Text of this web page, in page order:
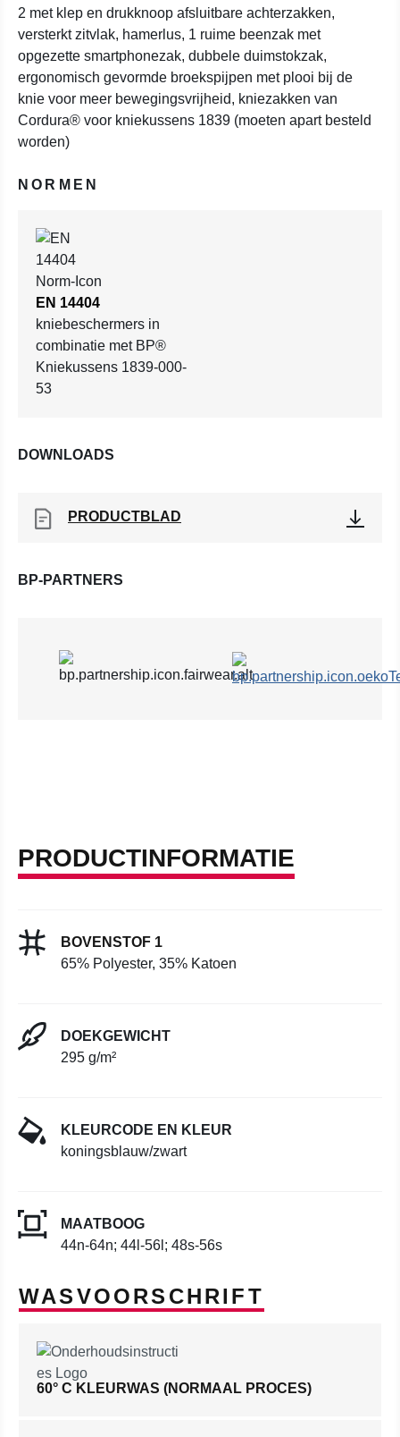
2 met klep en drukknoop afsluitbare achterzakken,
versterkt zitvlak, hamerlus, 1 ruime beenzak met
opgezette smartphonezak, dubbele duimstokzak,
ergonomisch gevormde broekspijpen met plooi bij de
knie voor meer bewegingsvrijheid, kniezakken van
Cordura® voor kniekussens 1839 (moeten apart besteld
worden)
NORMEN
EN 14404
kniebeschermers in
combinatie met BP®
Kniekussens 1839-000-
53
DOWNLOADS
PRODUCTBLAD
BP-PARTNERS
PRODUCTINFORMATIE
BOVENSTOF 1
65% Polyester, 35% Katoen
DOEKGEWICHT
295 g/m²
KLEURCODE EN KLEUR
koningsblauw/zwart
MAATBOOG
44n-64n; 44l-56l; 48s-56s
WASVOORSCHRIFT
60° C KLEURWAS (NORMAAL PROCES)